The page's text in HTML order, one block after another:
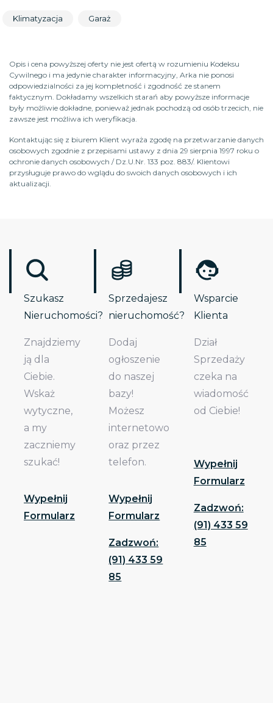
Klimatyzacja Garaż
Opis i cena powyższej oferty nie jest ofertą w rozumieniu Kodeksu
Cywilnego i ma jedynie charakter informacyjny, Arka nie ponosi
odpowiedzialności za jej kompletność i zgodność ze stanem
faktycznym. Dokładamy wszelkich starań aby powyższe informacje
były możliwie dokładne, ponieważ jednak pochodzą od osób trzecich, nie
zawsze jest możliwa ich weryfikacja.
Kontaktując się z biurem Klient wyraża zgodę na przetwarzanie danych
osobowych zgodnie z przepisami ustawy z dnia 29 sierpnia 1997 roku o
ochronie danych osobowych / Dz.U.Nr. 133 poz. 883/. Klientowi
przysługuje prawo do wglądu do swoich danych osobowych i ich
aktualizacji.
Szukasz
Nieruchomości?
Znajdziemy
ją dla
Ciebie.
Wskaż
wytyczne,
a my
zaczniemy
szukać!
Wypełnij
Formularz
Sprzedajesz
nieruchomość?
Dodaj
ogłoszenie
do naszej
bazy!
Możesz
internetowo
oraz przez
telefon.
Wypełnij
Formularz
Zadzwoń:
(91) 433 59
85
Wsparcie
Klienta
Dział
Sprzedaży
czeka na
wiadomość
od Ciebie!
Wypełnij
Formularz
Zadzwoń:
(91) 433 59
85